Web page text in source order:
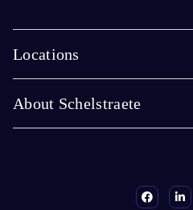
Locations
About Schelstraete